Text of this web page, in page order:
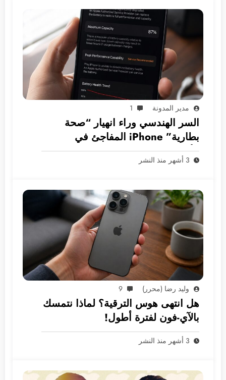
مدير المدونة 1
السر الهندسي وراء انهيار “صحة
بطارية” iPhone المفاجئ في
الأسواق العربية
3 أشهر منذ النشر
وليد رضا (محرر) 9
هل انتهى هوس الترقية؟ لماذا نتمسك
بالآي-فون لفترة أطول!
3 أشهر منذ النشر